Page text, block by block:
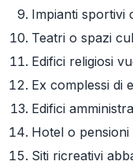
Impianti sportivi
Teatri o spazi
Edifici religiosi
Ex complessi di
Edifici
Hotel o pensioni
Siti ricreativi